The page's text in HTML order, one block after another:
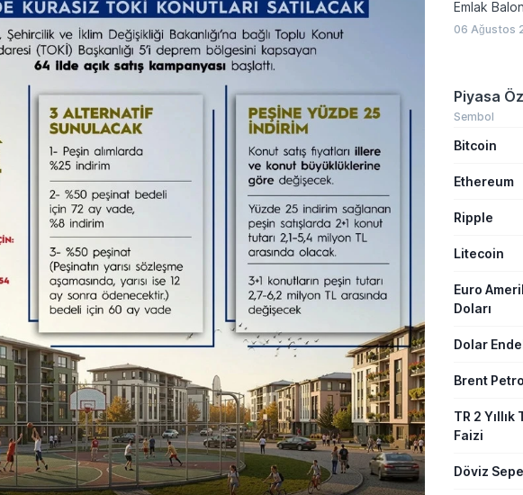
Emlak
06 Ağustos
Piyasa
Sembol
Bitcoin
Ethereum
Ripple
Litecoin
Euro
Doları
Dolar
Brent
TR 2 Yıllık
Faizi
Döviz